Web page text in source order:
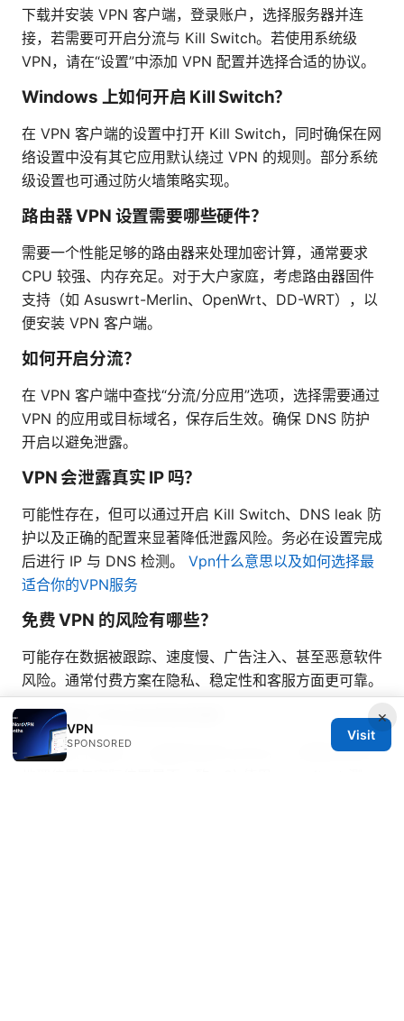
下载并安装 VPN 客户端，登录账户，选择服务器并连
接，若需要可开启分流与 Kill Switch。若使用系统级
VPN，请在“设置”中添加 VPN 配置并选择合适的协议。
Windows 上如何开启 Kill Switch？
在 VPN 客户端的设置中打开 Kill Switch，同时确保在网
络设置中没有其它应用默认绕过 VPN 的规则。部分系统
级设置也可通过防火墙策略实现。
路由器 VPN 设置需要哪些硬件？
需要一个性能足够的路由器来处理加密计算，通常要求
CPU 较强、内存充足。对于大户家庭，考虑路由器固件
支持（如 Asuswrt-Merlin、OpenWrt、DD-WRT），以
便安装 VPN 客户端。
如何开启分流？
在 VPN 客户端中查找“分流/分应用”选项，选择需要通过
VPN 的应用或目标域名，保存后生效。确保 DNS 防护
开启以避免泄露。
VPN 会泄露真实 IP 吗？
可能性存在，但可以通过开启 Kill Switch、DNS leak 防
护以及正确的配置来显著降低泄露风险。务必在设置完成
后进行 IP 与 DNS 检测。 Vpn什么意思以及如何选择最
适合你的VPN服务
免费 VPN 的风险有哪些？
可能存在数据被跟踪、速度慢、广告注入、甚至恶意软件
风险。通常付费方案在隐私、稳定性和客服方面更可靠。
如何测试 VPN 的实际效果？
可以做以下测试：1) 连接后访问 ipinfo.io，查看显示的
×
VPN
SPONSORED
Visit